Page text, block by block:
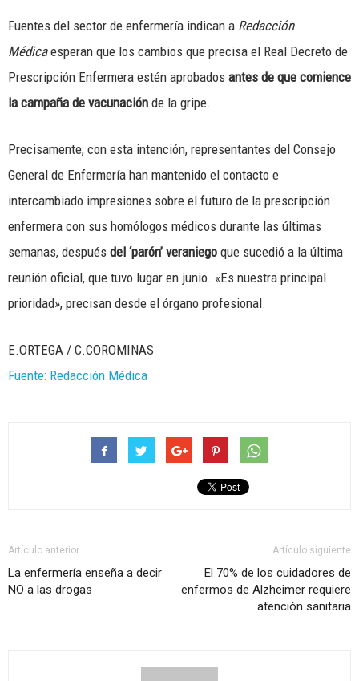
Fuentes del sector de enfermería indican a Redacción
Médicaesperan que los cambios que precisa el Real Decreto de
Prescripción Enfermera estén aprobados antes de que comience
la campaña de vacunación de la gripe.
Precisamente, con esta intención, representantes del Consejo
General de Enfermería han mantenido el contacto e
intercambiado impresiones sobre el futuro de la prescripción
enfermera con sus homólogos médicos durante las últimas
semanas, después del ‘parón’ veraniego que sucedió a la última
reunión oficial, que tuvo lugar en junio. «Es nuestra principal
prioridad», precisan desde el órgano profesional.
E.ORTEGA / C.COROMINAS
Fuente: Redacción Médica
Artículo anterior
La enfermería enseña a decir
NO a las drogas
Artículo siguiente
El 70% de los cuidadores de
enfermos de Alzheimer requiere
atención sanitaria